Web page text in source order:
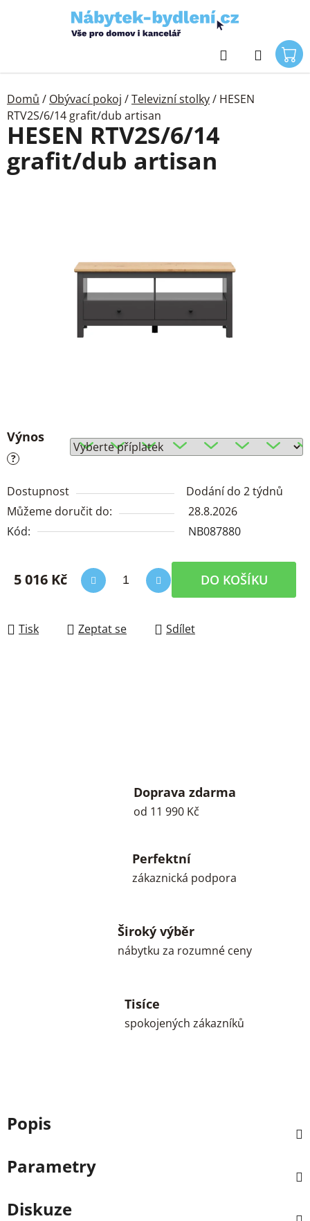
Hledat
Domů / Obývací pokoj /Televizní stolky/ HESEN
RTV2S/6/14 grafit/dub artisan
Výnos
?
Dostupnost
Dodání do 2 týdnů
Můžeme doručit do:
28.8.2026
Kód:
NB087880
5 016 Kč DO KOŠÍKU
Tisk Zeptat se Sdílet
HESEN RTV2S/6/14
grafit/dub artisan
Doprava zdarma
od 11 990 Kč
Perfektní
zákaznická podpora
Široký výběr
nábytku za rozumné ceny
Tisíce
spokojených zákazníků
Popis
Parametry
Diskuze